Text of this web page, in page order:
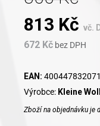
Original
price
was:
855 Kč.
813 Kč
is:
vč.
672 Kč bez DPH
EAN:
Výrobce: Kleine
Zboží na objednávku je